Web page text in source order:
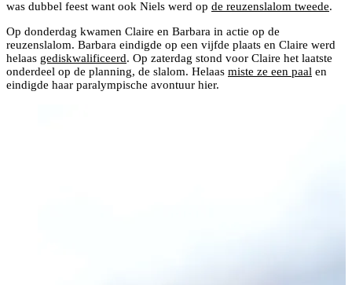
was dubbel feest want ook Niels werd op de reuzenslalom tweede.
Op donderdag kwamen Claire en Barbara in actie op de
reuzenslalom. Barbara eindigde op een vijfde plaats en Claire werd
helaas gediskwalificeerd. Op zaterdag stond voor Claire het laatste
onderdeel op de planning, de slalom. Helaas miste ze een paal en
eindigde haar paralympische avontuur hier.